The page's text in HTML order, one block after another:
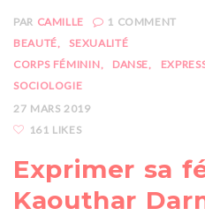
PAR CAMILLE 1 COMMENT
BEAUTÉ
SEXUALITÉ
CORPS FÉMININ
DANSE
SOCIOLOGIE
27 MARS 2019
161 LIKES
Exprimer sa
Kaouthar